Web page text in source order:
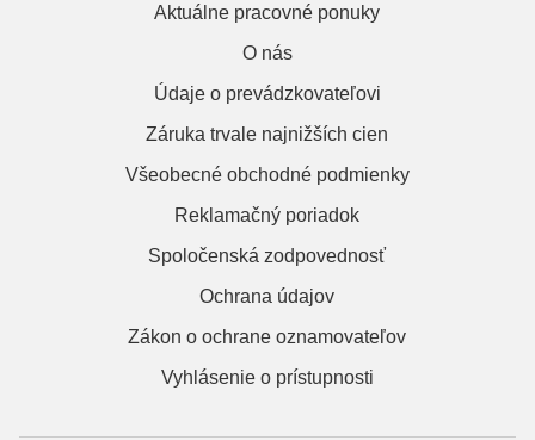
Aktuálne pracovné ponuky
O nás
Údaje o prevádzkovateľovi
Záruka trvale najnižších cien
Všeobecné obchodné podmienky
Reklamačný poriadok
Spoločenská zodpovednosť
Ochrana údajov
Zákon o ochrane oznamovateľov
Vyhlásenie o prístupnosti